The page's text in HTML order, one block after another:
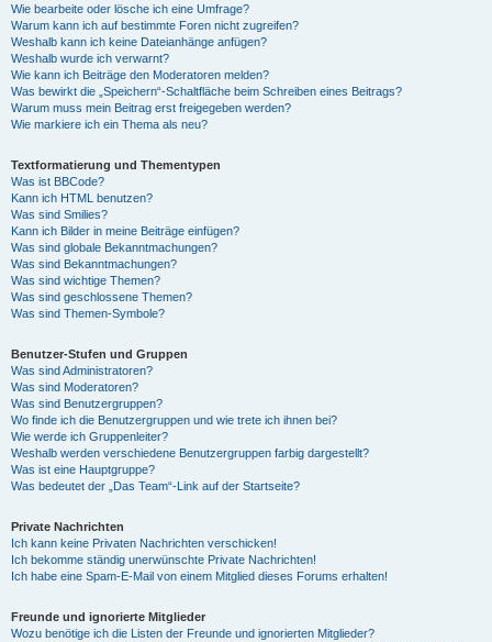
Wie bearbeite oder lösche ich eine Umfrage?
Warum kann ich auf bestimmte Foren nicht zugreifen?
Weshalb kann ich keine Dateianhänge anfügen?
Weshalb wurde ich verwarnt?
Wie kann ich Beiträge den Moderatoren melden?
Was bewirkt die „Speichern“-Schaltfläche beim Schreiben eines Beitrags?
Warum muss mein Beitrag erst freigegeben werden?
Wie markiere ich ein Thema als neu?
Textformatierung und Thementypen
Was ist BBCode?
Kann ich HTML benutzen?
Was sind Smilies?
Kann ich Bilder in meine Beiträge einfügen?
Was sind globale Bekanntmachungen?
Was sind Bekanntmachungen?
Was sind wichtige Themen?
Was sind geschlossene Themen?
Was sind Themen-Symbole?
Benutzer-Stufen und Gruppen
Was sind Administratoren?
Was sind Moderatoren?
Was sind Benutzergruppen?
Wo finde ich die Benutzergruppen und wie trete ich ihnen bei?
Wie werde ich Gruppenleiter?
Weshalb werden verschiedene Benutzergruppen farbig dargestellt?
Was ist eine Hauptgruppe?
Was bedeutet der „Das Team“-Link auf der Startseite?
Private Nachrichten
Ich kann keine Privaten Nachrichten verschicken!
Ich bekomme ständig unerwünschte Private Nachrichten!
Ich habe eine Spam-E-Mail von einem Mitglied dieses Forums erhalten!
Freunde und ignorierte Mitglieder
Wozu benötige ich die Listen der Freunde und ignorierten Mitglieder?